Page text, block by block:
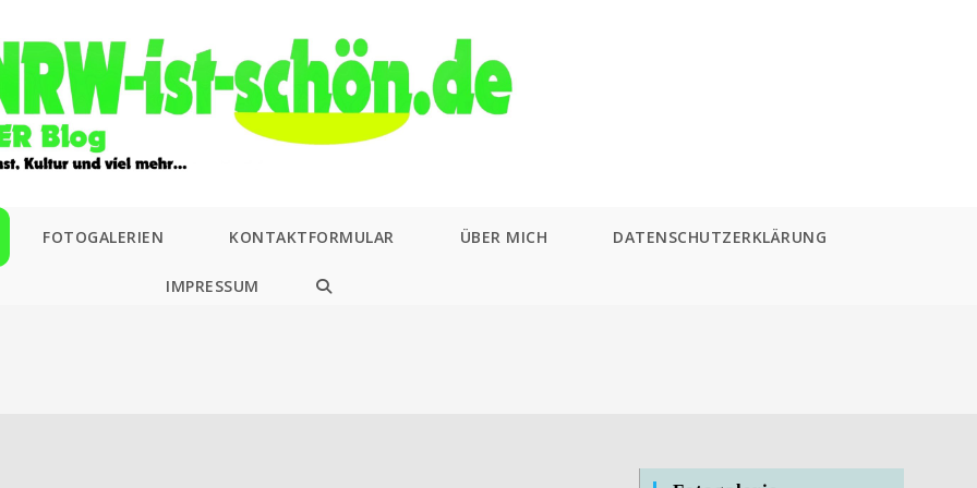
FOTOGALERIEN KONTAKTFORMULAR ÜBER MICH DATENSCHUTZERKLÄRUNG
IMPRESSUM
WEBSITE-